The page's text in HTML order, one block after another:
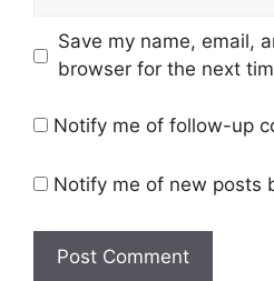
Save my name, email,
browser for the next
Notify me of follow-up
Notify me of new posts